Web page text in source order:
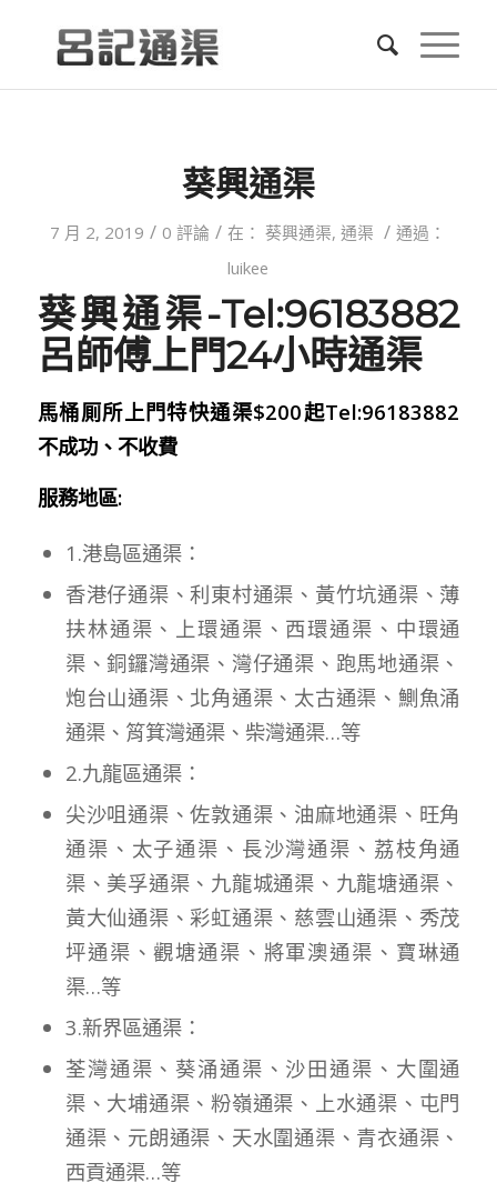
葵興通渠
7 月 2, 2019 / 0 評論 / 在：葵興通渠,通渠 / 通過：
luikee
葵興通渠-Tel:96183882
呂師傅上門24小時通渠
馬桶厠所上門特快通渠$200起Tel:96183882
不成功、不收費
服務地區:
1.港島區通渠：
香港仔通渠、利東村通渠、黃竹坑通渠、薄
扶林通渠、上環通渠、西環通渠、中環通
渠、銅鑼灣通渠、灣仔通渠、跑馬地通渠、
炮台山通渠、北角通渠、太古通渠、鰂魚涌
通渠、筲箕灣通渠、柴灣通渠…等
2.九龍區通渠：
尖沙咀通渠、佐敦通渠、油麻地通渠、旺角
通渠、太子通渠、長沙灣通渠、荔枝角通
渠、美孚通渠、九龍城通渠、九龍塘通渠、
黃大仙通渠、彩虹通渠、慈雲山通渠、秀茂
坪通渠、觀塘通渠、將軍澳通渠、寶琳通
渠…等
3.新界區通渠：
荃灣通渠、葵涌通渠、沙田通渠、大圍通
渠、大埔通渠、粉嶺通渠、上水通渠、屯門
通渠、元朗通渠、天水圍通渠、青衣通渠、
西貢通渠…等